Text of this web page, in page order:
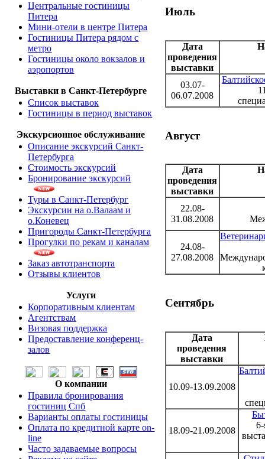
Центральные гостиницы
Питера
Мини-отели в центре Питера
Гостиницы Питера рядом с
метро
Гостиницы около вокзалов и
аэропортов
Выставки в Санкт-Петербурге
Список выставок
Гостиницы в период выставок
Экскурсионное обслуживание
Описание экскурсий Санкт-
Петербурга
Стоимость экскурсий
Бронирование экскурсий
Туры в Санкт-Петербург
Экскурсии на о.Валаам и
о.Коневец
Пригороды Санкт-Петербурга
Прогулки по рекам и каналам
Заказ автотранспорта
Отзывы клиентов
Услуги
Корпоративным клиентам
Агентствам
Визовая поддержка
Предоставление конференц-
залов
О компании
Правила бронирования
гостиниц Спб
Варианты оплаты гостиницы
Оплата по кредитной карте on-
line
Часто задаваемые вопросы
Июль
Дата
проведения
выставки
03.07-
06.07.2008
Август
Дата
проведения
выставки
22.08-
31.08.2008
24.08-
27.08.2008
Сентябрь
Дата
проведения
выставки
10.09-13.09.2008
18.09-21.09.2008